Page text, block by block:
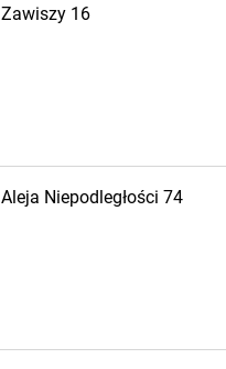
Zawiszy 16
Aleja Niepodległości 74